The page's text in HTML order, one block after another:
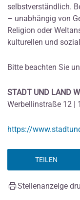
selbstverständlich.
– unabhängig von
Religion oder
kulturellen und
Bitte beachten Sie
STADT UND LAND
Werbellinstraße 12 |
https://
TEILEN
Stellenanzeige